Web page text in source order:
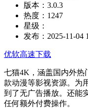
版本： 3.0.3
热度： 1247
星级：
发布： 2025-11-04
优软高速下载
七猫4K，涵盖国内外热
款动漫等影视资源。为
到了无广告播放。还能
任何额外付费操作。